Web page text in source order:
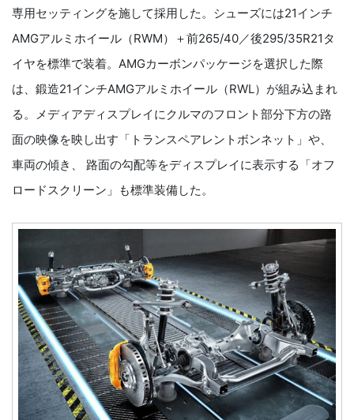
専用セッティングを施して採用した。シューズには21インチ
AMGアルミホイール（RWM）＋前265/40／後295/35R21タ
イヤを標準で装着。AMGカーボンパッケージを選択した際
は、鍛造21インチAMGアルミホイール（RWL）が組み込まれ
る。メディアディスプレイにクルマのフロント部分下方の路
面の映像を映し出す「トランスペアレントボンネット」や、
車両の傾き、 路面の勾配等をディスプレイに表示する「オフ
ロードスクリーン」も標準装備した。